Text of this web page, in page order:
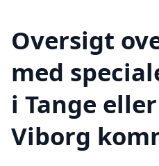
Oversigt
med
i Tange
Viborg